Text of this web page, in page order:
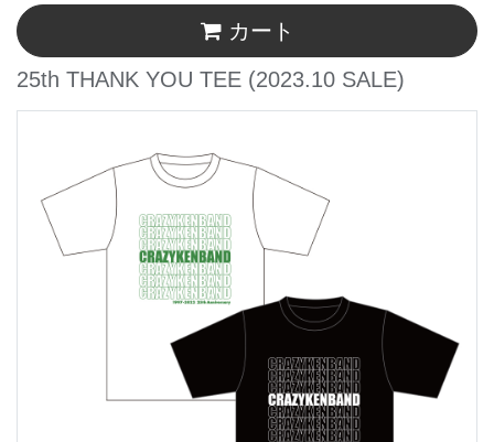
カート
25th THANK YOU TEE (2023.10 SALE)